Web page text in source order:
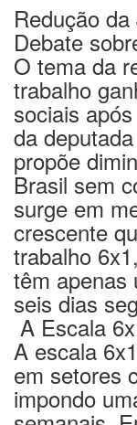
Redução
Debate
O tema da
trabalho
sociais
da
propõe
Brasil sem
surge em
crescente
trabalho
têm apenas
seis dias
A Escala
A escala
em setores
impondo